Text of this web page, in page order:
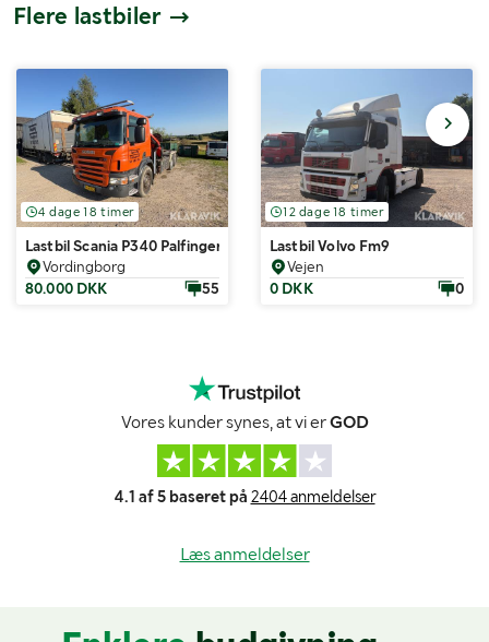
Flere lastbiler
4 dage 18 timer
Lastbil Scania P340 Palfinger PK16502 kran
Vordingborg
80.000 DKK
55
12 dage 18 timer
Lastbil Volvo Fm9
Vejen
0 DKK
0
Vores kunder synes, at vi erGOD
4.1 af 5 baseret på 2404 anmeldelser
Læs anmeldelser